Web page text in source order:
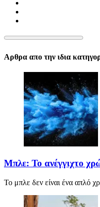
Αρθρα απο την ιδια
Μπλε: Το ανέγγιχτο
Το μπλε δεν είναι ένα απλό